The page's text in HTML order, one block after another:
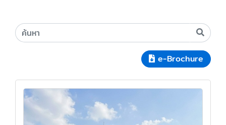
e-Brochure